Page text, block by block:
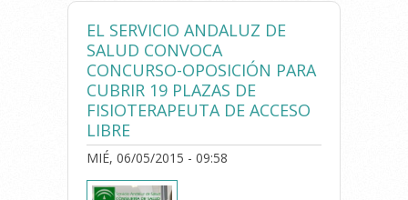
BENEFICIO DE LA LUCHA
CONTRA EL CÁNCER
EL SERVICIO ANDALUZ DE
SALUD CONVOCA
CONCURSO-OPOSICIÓN PARA
CUBRIR 19 PLAZAS DE
FISIOTERAPEUTA DE ACCESO
LIBRE
MIÉ, 06/05/2015 - 09:58